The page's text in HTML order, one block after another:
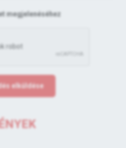
megjelenéséhez
elküldése